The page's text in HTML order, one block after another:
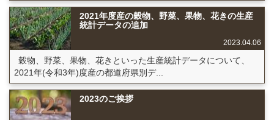
2021年度産の穀物、野菜、果物、花きの生産
統計データの追加
2023.04.06
穀物、野菜、果物、花きといった生産統計データについて、
2021年(令和3年)度産の都道府県別デ...
2023のご挨拶